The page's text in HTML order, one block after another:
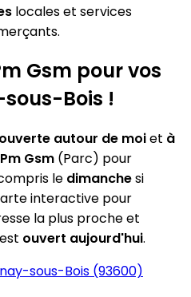
locales et services
Gsm pour vos
Bois !
ouverte autour de moiet à
Gsm (Parc) pour
le dimanchesi
interactive pour
la plus proche et
ouvert aujourd'hui.
sous-Bois (93600)